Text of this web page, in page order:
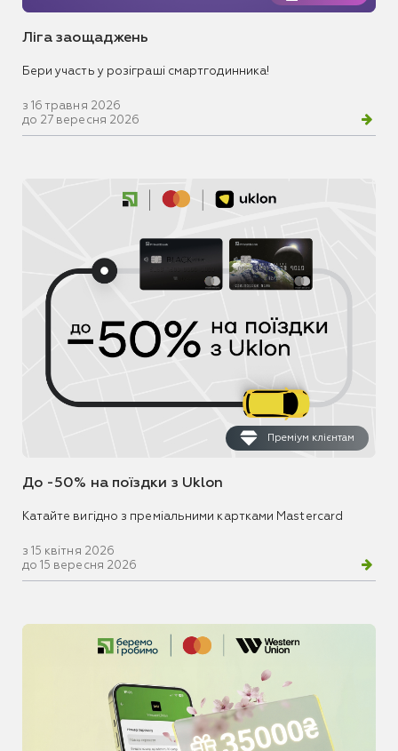
Ліга заощаджень
Бери участь у розіграші смартгодинника!
з 16 травня 2026
до 27 вересня 2026
Преміум клієнтам
До -50% на поїздки з Uklon
Катайте вигідно з преміальними картками Mastercard
з 15 квітня 2026
до 15 вересня 2026